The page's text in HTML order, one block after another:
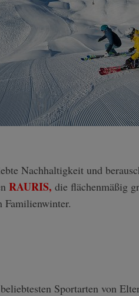
RAURIS, die flächenmäßig
Familienwinter.
Sportarten von